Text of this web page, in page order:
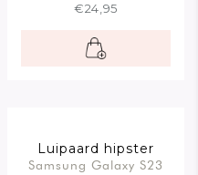
€24,95
Luipaard hipster
Samsung Galaxy S23